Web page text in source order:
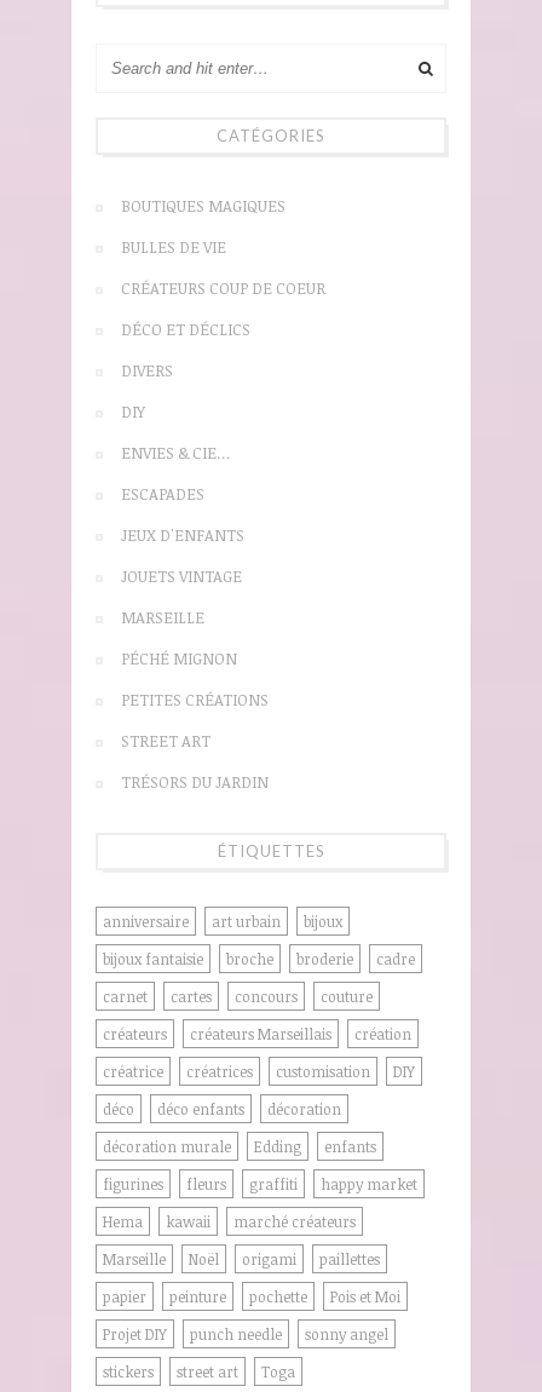
CATÉGORIES
BOUTIQUES MAGIQUES
BULLES DE VIE
CRÉATEURS COUP DE COEUR
DÉCO ET DÉCLICS
DIVERS
DIY
ENVIES & CIE…
ESCAPADES
JEUX D'ENFANTS
JOUETS VINTAGE
MARSEILLE
PÉCHÉ MIGNON
PETITES CRÉATIONS
STREET ART
TRÉSORS DU JARDIN
ÉTIQUETTES
anniversaire art urbain
bijoux
bijoux fantaisie
broche broderie
cadre
carnet
cartes concours
couture
créateurs
créateurs Marseillais
création
créatrice
créatrices customisation
DIY
déco
déco enfants
décoration
décoration murale
Edding
enfants
figurines
fleurs graffiti
happy market
Hema
kawaii
marché créateurs
Marseille
Noël origami
paillettes
papier
peinture pochette
Pois et Moi
Projet DIY
punch needle
sonny angel
stickers
street art Toga